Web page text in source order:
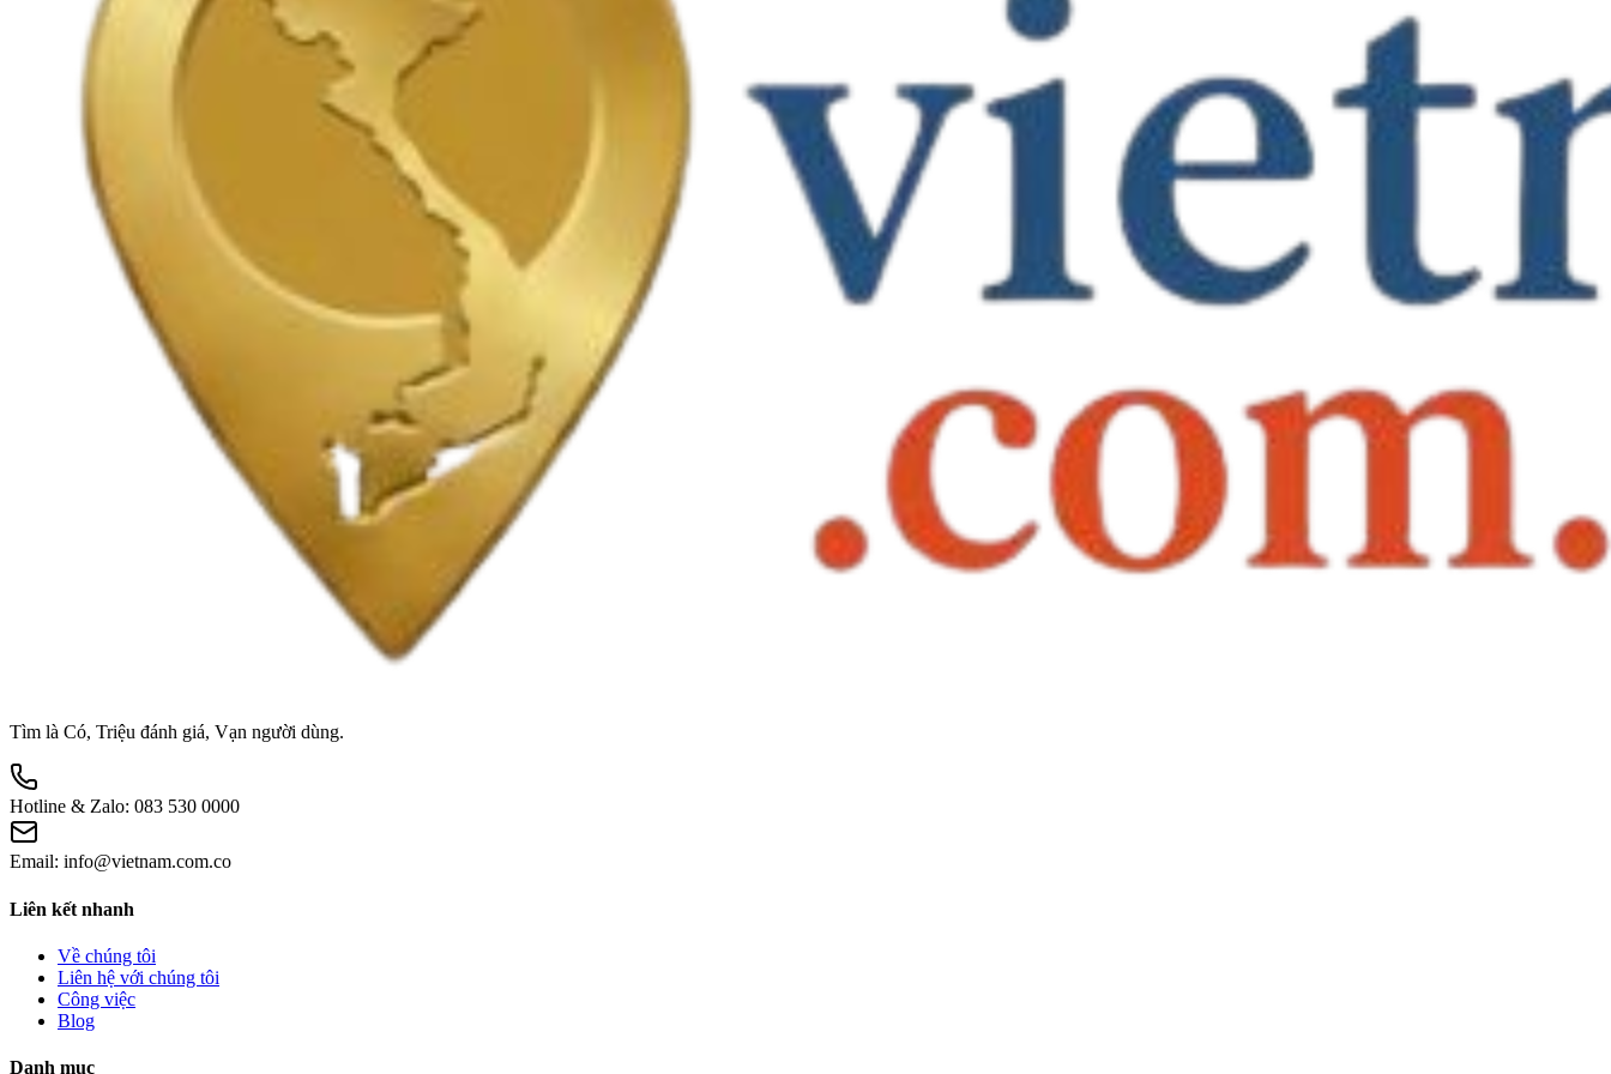
Tìm là Có, Triệu đánh giá, Vạn người dùng.
Hotline & Zalo: 083 530 0000
Email: info@vietnam.com.co
Liên kết nhanh
Về chúng tôi
Liên hệ với chúng tôi
Công việc
Blog
Danh mục